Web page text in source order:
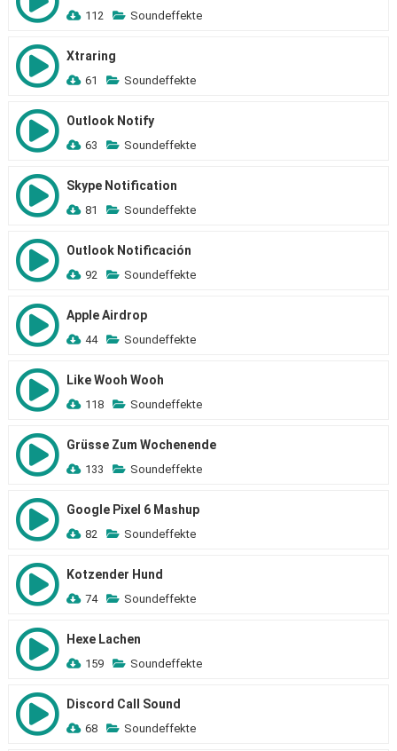
112 Soundeffekte
Xtraring
61 Soundeffekte
Outlook Notify
63 Soundeffekte
Skype Notification
81 Soundeffekte
Outlook Notificación
92 Soundeffekte
Apple Airdrop
44 Soundeffekte
Like Wooh Wooh
118 Soundeffekte
Grüsse Zum Wochenende
133 Soundeffekte
Google Pixel 6 Mashup
82 Soundeffekte
Kotzender Hund
74 Soundeffekte
Hexe Lachen
159 Soundeffekte
Discord Call Sound
68 Soundeffekte